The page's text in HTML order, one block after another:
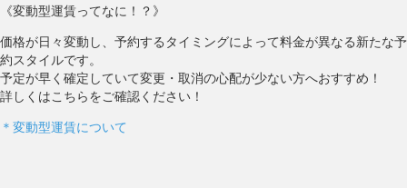
《変動型運賃ってなに！？》
価格が日々変動し、予約するタイミングによって料金が異なる新たな予
約スタイルです。
予定が早く確定していて変更・取消の心配が少ない方へおすすめ！
詳しくはこちらをご確認ください！
＊変動型運賃について